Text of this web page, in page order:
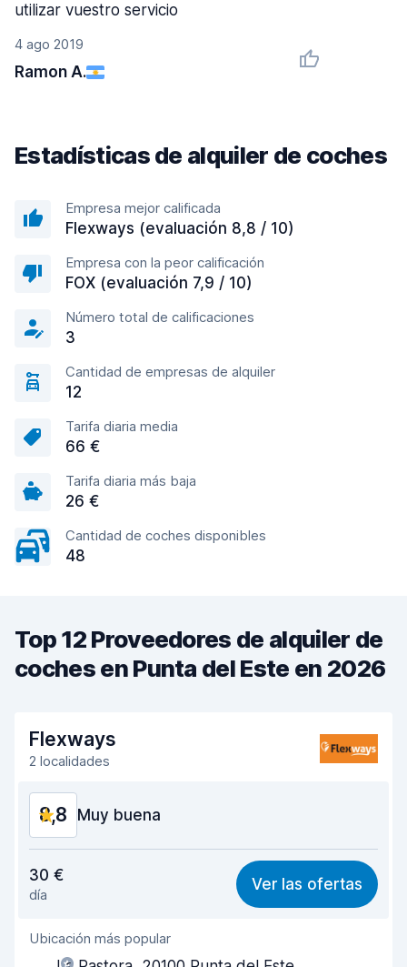
4 ago 2019
Ramon A.
utilizar vuestro servicio
Estadísticas de alquiler de coches
Empresa mejor calificada
Flexways (evaluación 8,8 / 10)
Empresa con la peor calificación
FOX (evaluación 7,9 / 10)
Número total de calificaciones
3
Cantidad de empresas de alquiler
12
Tarifa diaria media
66 €
Tarifa diaria más baja
26 €
Cantidad de coches disponibles
48
Top 12 Proveedores de alquiler de
coches en Punta del Este en 2026
Flexways
2 localidades
8,8 Muy buena
9,0
Fácil de encontrar 8,2
Amabilidad del agente
30 €
día
Ver las ofertas
Ubicación más popular